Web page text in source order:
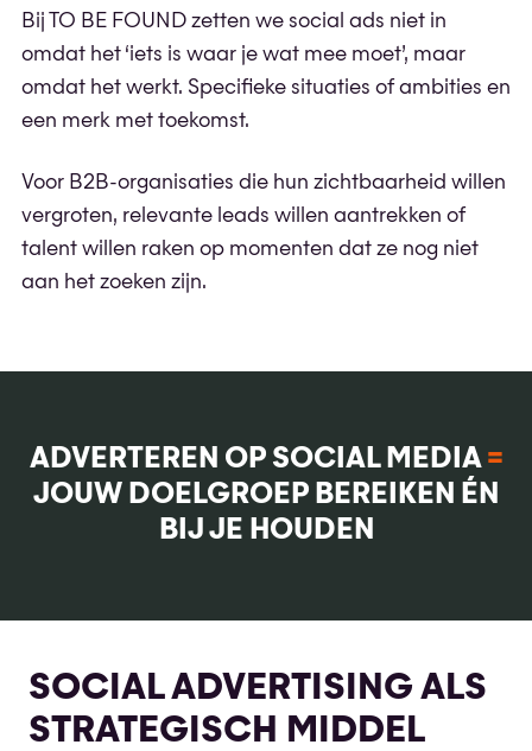
Bij TO BE FOUND zetten we social ads niet in
omdat het ‘iets is waar je wat mee moet’, maar
omdat het werkt. Specifieke situaties of ambities en
een merk met toekomst.
Voor B2B-organisaties die hun zichtbaarheid willen
vergroten, relevante leads willen aantrekken of
talent willen raken op momenten dat ze nog niet
aan het zoeken zijn.
ADVERTEREN OP SOCIAL MEDIA =
JOUW DOELGROEP BEREIKEN ÉN
BIJ JE HOUDEN
SOCIAL ADVERTISING ALS
STRATEGISCH MIDDEL